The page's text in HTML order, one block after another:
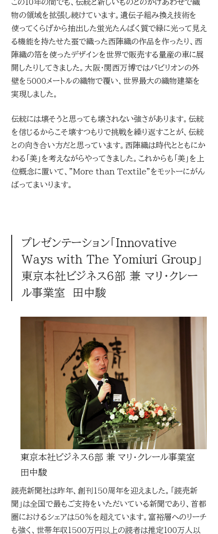
この10年の間でも、伝統と新しいものとのかけあわせで織
物の領域を拡張し続けています。遺伝子組み換え技術を
使ってくらげから抽出した蛍光たんぱく質で緑に光って見え
る機能を持たせた蚕で織った西陣織の作品を作ったり、西
陣織の箔を使ったデザインを世界で販売する量産の車に展
開したりしてきました。大阪・関西万博ではパビリオンの外
壁を5000メートルの織物で覆い、世界最大の織物建築を
実現しました。
伝統には壊そうと思っても壊されない強さがあります。伝統
を信じるからこそ壊すつもりで挑戦を繰り返すことが、伝統
との向き合い方だと思っています。西陣織は時代とともにか
わる「美」を考えながらやってきました。これからも「美」を上
位概念に置いて、”More than Textile”をモットーにがん
ばってまいります。
プレゼンテーション「Innovative
Ways with The Yomiuri Group」
東京本社ビジネス6部 兼 マリ・クレー
ル事業室 田中駿
東京本社ビジネス6部 兼 マリ・クレール事業室
田中駿
読売新聞社は昨年、創刊150周年を迎えました。「読売新
聞」は全国で最もご支持をいただいている新聞であり、首都
圏におけるシェアは50％を超えています。富裕層へのリーチ
も強く、世帯年収1500万円以上の読者は推定100万人以